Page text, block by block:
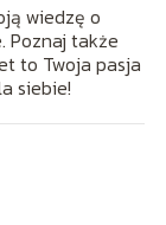
wiedzę o
Poznaj także
to Twoja pasja
siebie!